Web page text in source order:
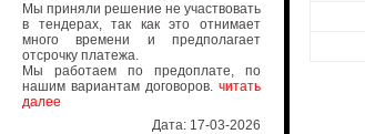
Мы приняли решение не участвовать
в тендерах, так как это отнимает
много времени и предполагает
отсрочку платежа.
Мы работаем по предоплате, по
нашим вариантам договоров. читать
далее
Дата: 17-03-2026